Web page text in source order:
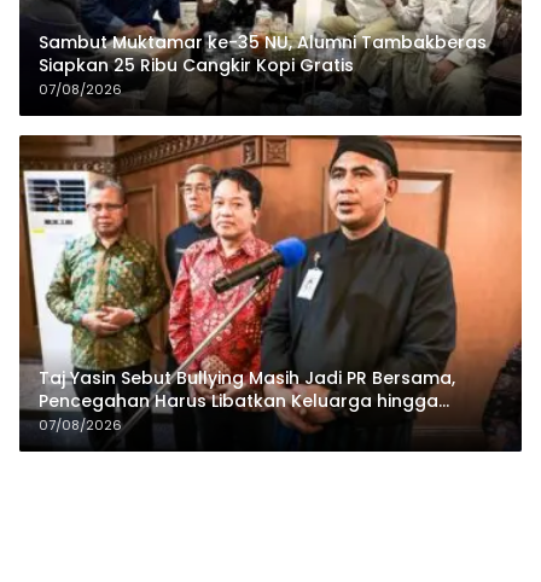
Sambut Muktamar ke-35 NU, Alumni Tambakberas
Siapkan 25 Ribu Cangkir Kopi Gratis
07/08/2026
Taj Yasin Sebut Bullying Masih Jadi PR Bersama,
Pencegahan Harus Libatkan Keluarga hingga
Pesantren
07/08/2026